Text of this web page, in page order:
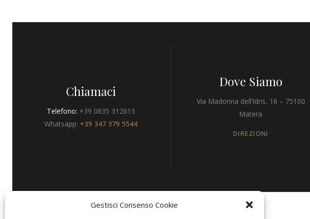
Gestisci Consenso Cookie
Chiamaci
Telefono: +39 0835 312613
Whatsapp: +39 347 379 5544
Dove Siamo
Via Madonna dell’Idris, 16 – 75100
Matera
DIREZIONI